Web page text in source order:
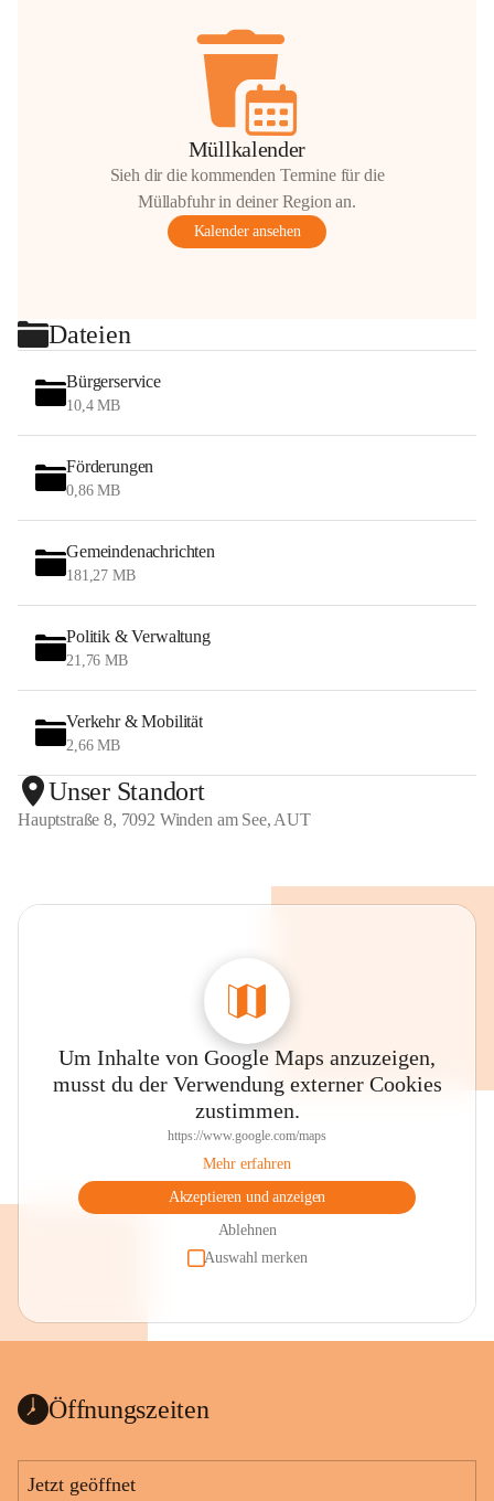
Müllkalender
Sieh dir die kommenden Termine für die
Müllabfuhr in deiner Region an.
Kalender ansehen
Dateien
Bürgerservice
10,4 MB
Förderungen
0,86 MB
Gemeindenachrichten
181,27 MB
Politik & Verwaltung
21,76 MB
Verkehr & Mobilität
2,66 MB
Unser Standort
Hauptstraße 8, 7092 Winden am See, AUT
Um Inhalte von Google Maps anzuzeigen,
musst du der Verwendung externer Cookies
zustimmen.
https://www.google.com/maps
Mehr erfahren
Akzeptieren und anzeigen
Ablehnen
Auswahl merken
Öffnungszeiten
Jetzt geöffnet